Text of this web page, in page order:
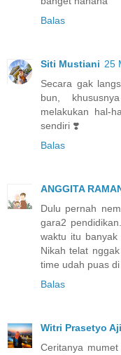
Balas
Siti Mustiani 25
Secara gak
bun,
melakukan hal-
sendiri ❣️
Balas
ANGGITA
Dulu pernah
gara2
waktu itu
Nikah telat
time udah puas
Balas
Witri Prasetyo Aji
Ceritanya